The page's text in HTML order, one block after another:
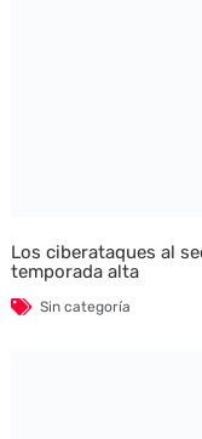
Los ciberataques al
temporada alta
Sin categoría